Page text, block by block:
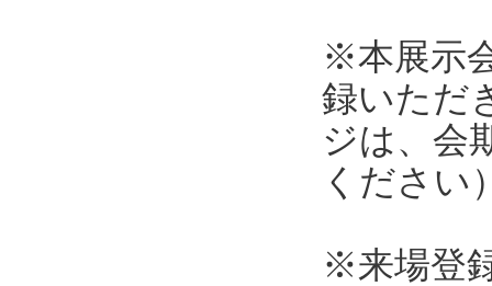
※本展示
録いただ
ジは、会
ください
※来場登